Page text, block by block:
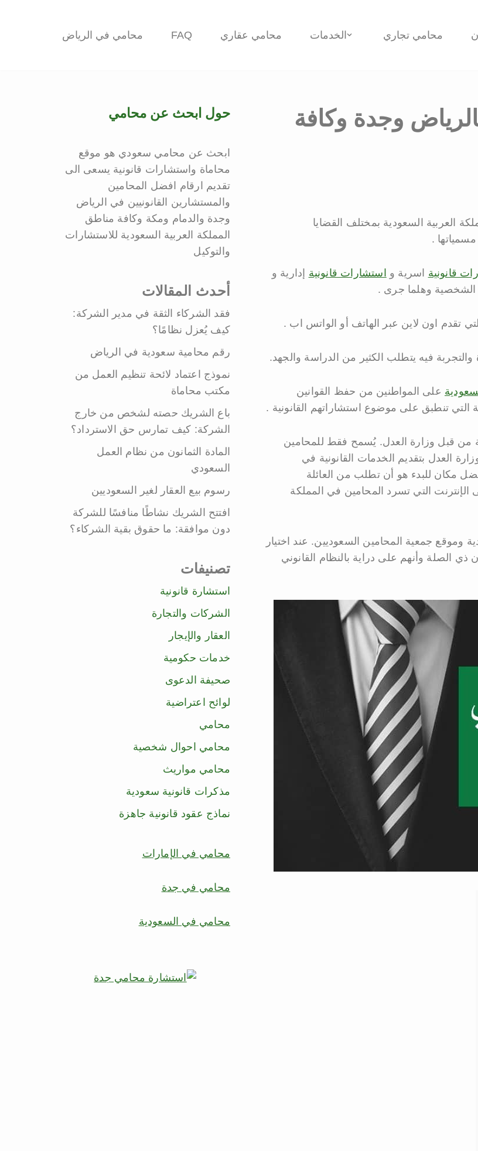
محامي تجاري الخدمات محامي عقاري FAQ محامي في الرياض
وجدة وكافة
العربية السعودية بمختلف القضايا
.
قانونية اسرية و استشارات قانونية إدارية و
الشخصية وهلما جرى .
تقدم اون لاين عبر الهاتف أو الواتس اب .
فيه يتطلب الكثير من الدراسة والجهد.
على المواطنين من حفظ القوانين
التي تنطبق على موضوع استشاراتهم القانونية .
من قبل وزارة العدل. يُسمح فقط للمحامين
العدل بتقديم الخدمات القانونية في
مكان للبدء هو أن تطلب من العائلة
الإنترنت التي تسرد المحامين في المملكة
وموقع جمعية المحامين السعوديين. عند اختيار
الصلة وأنهم على دراية بالنظام القانوني
حول ابحث عن محامي
ابحث عن محامي سعودي هو موقع
محاماة واستشارات قانونية يسعى الى
تقديم ارقام افضل المحامين
والمستشارين القانونيين في الرياض
وجدة والدمام ومكة وكافة مناطق
المملكة العربية السعودية للاستشارات
والتوكيل
أحدث المقالات
فقد الشركاء الثقة في مدير الشركة:
كيف يُعزل نظامًا؟
رقم محامية سعودية في الرياض
نموذج اعتماد لائحة تنظيم العمل من
مكتب محاماة
باع الشريك حصته لشخص من خارج
الشركة: كيف تمارس حق الاسترداد؟
المادة الثمانون من نظام العمل
السعودي
رسوم بيع العقار لغير السعوديين
افتتح الشريك نشاطًا منافسًا للشركة
دون موافقة: ما حقوق بقية الشركاء؟
تصنيفات
استشارة قانونية
الشركات والتجارة
العقار والإيجار
خدمات حكومية
صحيفة الدعوى
لوائح اعتراضية
محامي
محامي احوال شخصية
محامي مواريث
مذكرات قانونية سعودية
نماذج عقود قانونية جاهزة
محامي في الإمارات
محامي في جدة
محامي في السعودية